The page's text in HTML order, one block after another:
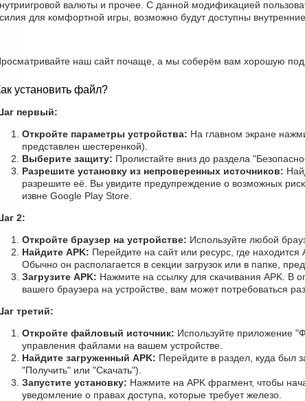
валюты и прочее. С данной модификацией
для комфортной игры, возможно будут доступны внутренние
наш сайт почаще, а мы соберём вам хорошую
установить файл?
первый:
Откройте параметры устройства: На главном экране
представлен шестеренкой).
Выберите защиту: Пролистайте вниз до раздела
Разрешите установку из непроверенных источников:
разрешите её. Вы увидите предупреждение о возможных
извне Google Play Store.
2:
Откройте браузер на устройстве: Используйте любой
Найдите APK: Перейдите на сайт или ресурс, где находится
Обычно он располагается в секции загрузок или в папке,
Загрузите APK: Нажмите на ссылку для скачивания APK. В
вашего браузера на устройстве, вам может потребоваться
третий:
Откройте файловый источник: Используйте приложение
управления файлами на вашем устройстве.
Найдите загруженный APK: Перейдите в раздел, куда был
"Получить" или "Скачать").
Запустите установку: Нажмите на APK фрагмент, чтобы
уведомление о правах доступа, которые требует железо.